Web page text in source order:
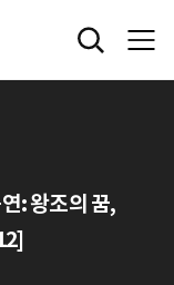
: 왕조의 꿈,